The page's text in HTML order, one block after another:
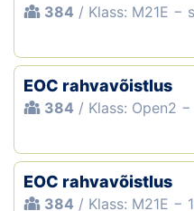
384 / Klass: M21E −
EOC rahvavõistlus
384 / Klass: Open2
EOC rahvavõistlus
384 / Klass: M21E −